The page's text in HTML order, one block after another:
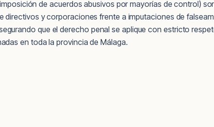
de acuerdos abusivos por mayorías de control)
directivos y corporaciones frente a imputaciones de
que el derecho penal se aplique con estricto
en toda la provincia de Málaga.